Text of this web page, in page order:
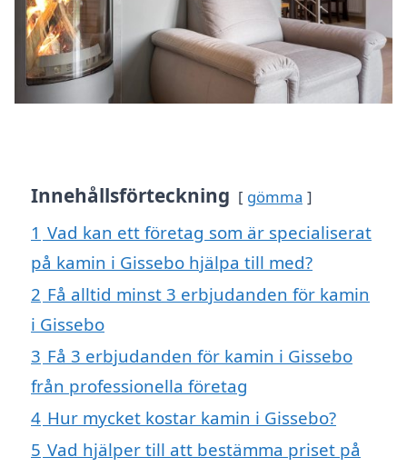
Innehållsförteckning gömma
1 Vad kan ett företag som är specialiserat
på kamin i Gissebo hjälpa till med?
2 Få alltid minst 3 erbjudanden för kamin
i Gissebo
3 Få 3 erbjudanden för kamin i Gissebo
från professionella företag
4 Hur mycket kostar kamin i Gissebo?
5 Vad hjälper till att bestämma priset på